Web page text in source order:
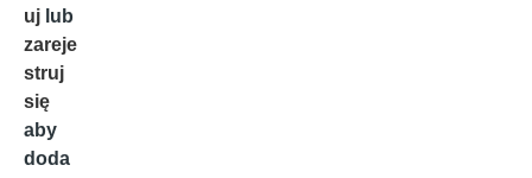
uj lub
zareje
struj
się
aby
doda